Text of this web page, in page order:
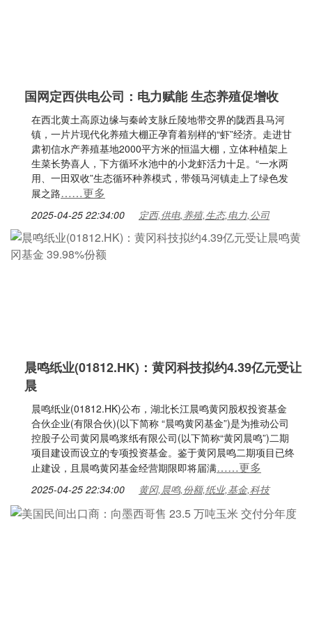
国网定西供电公司：电力赋能 生态养殖促增收
在西北黄土高原边缘与秦岭支脉丘陵地带交界的陇西县马河
镇，一片片现代化养殖大棚正孕育着别样的“虾”经济。走进甘
肃初信水产养殖基地2000平方米的恒温大棚，立体种植架上
生菜长势喜人，下方循环水池中的小龙虾活力十足。“一水两
用、一田双收”生态循环种养模式，带领马河镇走上了绿色发
展之路……更多
2025-04-25 22:34:00 定西,供电,养殖,生态,电力,公司
晨鸣纸业(01812.HK)：黄冈科技拟约4.39亿元受让
晨
晨鸣纸业(01812.HK)公布，湖北长江晨鸣黄冈股权投资基金
合伙企业(有限合伙)(以下简称 “晨鸣黄冈基金”)是为推动公司
控股子公司黄冈晨鸣浆纸有限公司(以下简称“黄冈晨鸣”)二期
项目建设而设立的专项投资基金。鉴于黄冈晨鸣二期项目已终
止建设，且晨鸣黄冈基金经营期限即将届满……更多
2025-04-25 22:34:00 黄冈,晨鸣,份额,纸业,基金,科技